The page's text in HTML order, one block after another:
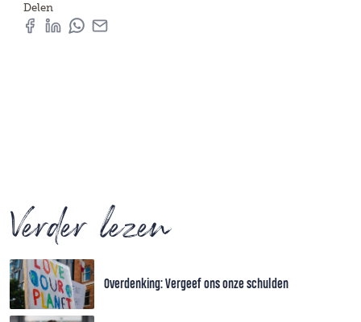
Delen
Verder lezen
Overdenking: Vergeef ons onze schulden